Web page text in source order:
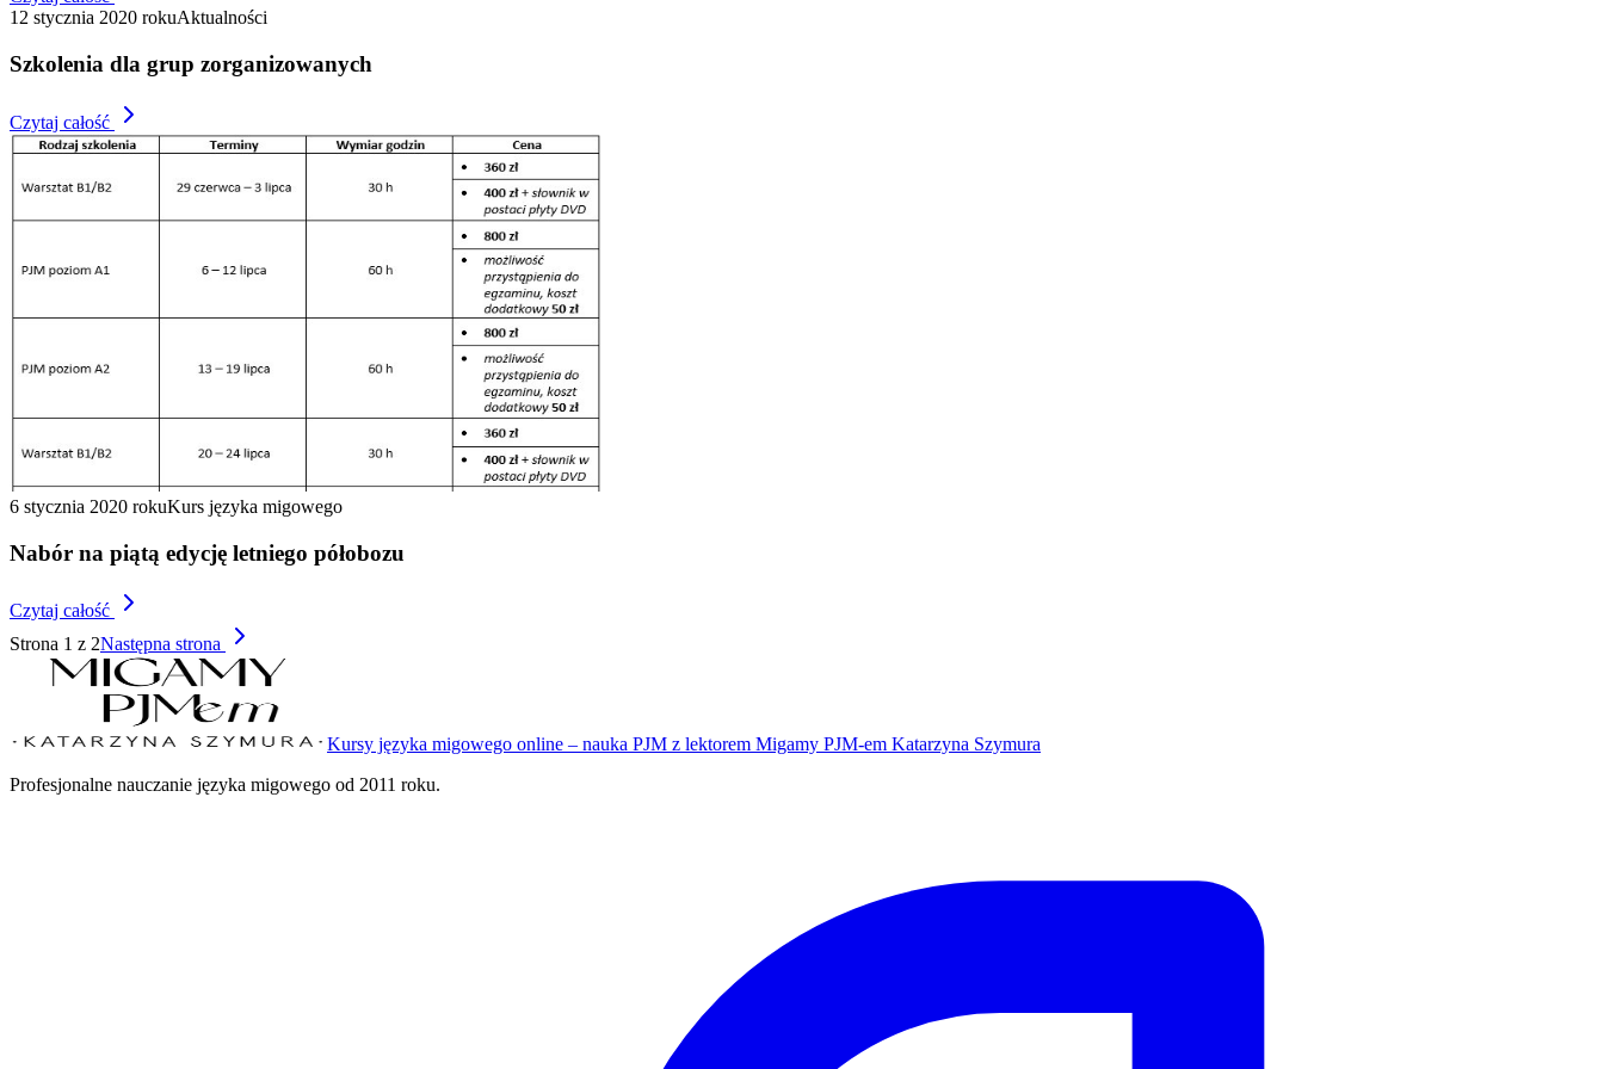
12 stycznia 2020 rokuAktualności
Szkolenia dla grup zorganizowanych
Czytaj całość
6 stycznia 2020 rokuKurs języka migowego
Nabór na piątą edycję letniego półobozu
Czytaj całość
Strona 1 z 2Następna strona
Kursy języka migowego online – nauka PJM z lektorem Migamy PJM-em Katarzyna Szymura
Profesjonalne nauczanie języka migowego od 2011 roku.